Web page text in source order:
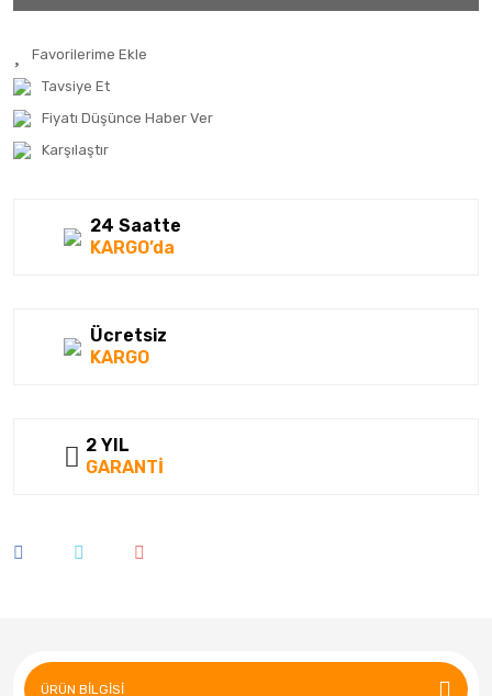
Tavsiye Et
Fiyatı Düşünce Haber Ver
Karşılaştır
24 Saatte
KARGO’da
Ücretsiz
KARGO
2 YIL
GARANTİ
ÜRÜN BILGISI